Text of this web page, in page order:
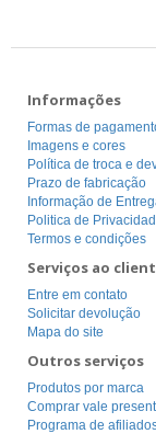
Informações
Formas de
Imagens e cores
Política de troca e
Prazo de fabricação
Informação de
Politica de
Termos e condições
Serviços ao
Entre em contato
Solicitar devolução
Mapa do site
Outros serviços
Produtos por marca
Comprar vale
Programa de